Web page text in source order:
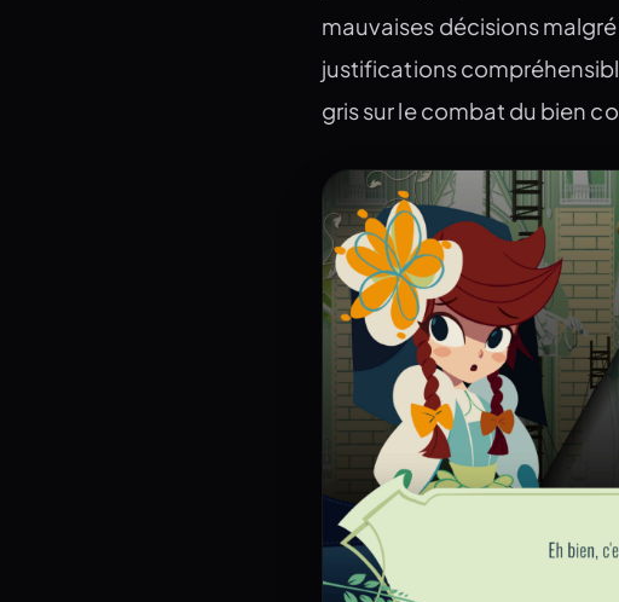
mauvaises décisions
justifications
gris sur le combat du bien